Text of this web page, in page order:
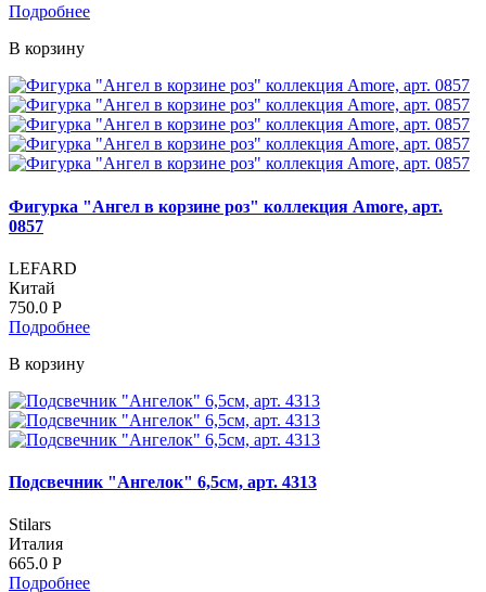
Подробнее
В корзину
Фигурка "Ангел в корзине роз" коллекция Amore, арт.
0857
LEFARD
Китай
750.0 Р
Подробнее
В корзину
Подсвечник "Ангелок" 6,5см, арт. 4313
Stilars
Италия
665.0 Р
Подробнее